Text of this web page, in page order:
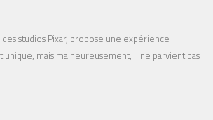
studios Pixar, propose une expérience
unique, mais malheureusement, il ne parvient pas